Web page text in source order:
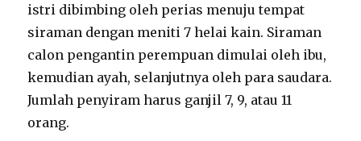
istri dibimbing oleh perias menuju tempat
siraman dengan meniti 7 helai kain. Siraman
calon pengantin perempuan dimulai oleh ibu,
kemudian ayah, selanjutnya oleh para saudara.
Jumlah penyiram harus ganjil 7, 9, atau 11
orang.